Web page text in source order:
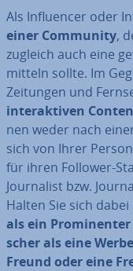
Als In­fluen­cer oder
einer Community,
zugleich auch eine
mit­teln sollte. Im
Zeitungen und
in­ter­ak­ti­ven
nen weder nach
sich von Ihrer
für ihren Follower-
Jour­na­list bzw.
Halten Sie sich
als ein
scher als eine
Freund oder eine